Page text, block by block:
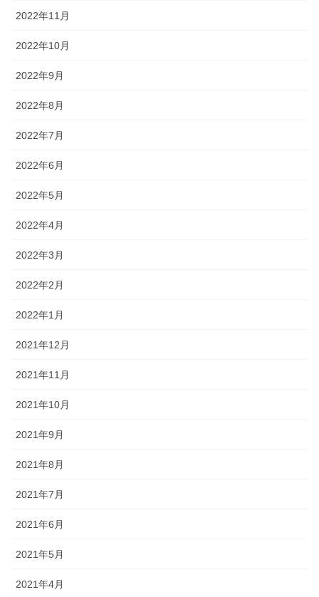
2022年11月
2022年10月
2022年9月
2022年8月
2022年7月
2022年6月
2022年5月
2022年4月
2022年3月
2022年2月
2022年1月
2021年12月
2021年11月
2021年10月
2021年9月
2021年8月
2021年7月
2021年6月
2021年5月
2021年4月